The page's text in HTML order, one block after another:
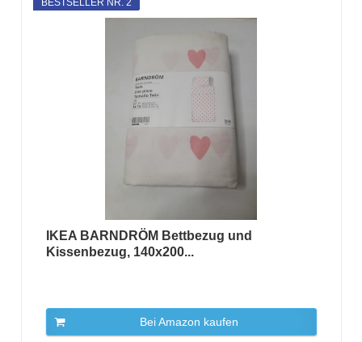
IKEA BARNDRÖM Bettbezug und
Kissenbezug, 140x200...
Bei Amazon kaufen